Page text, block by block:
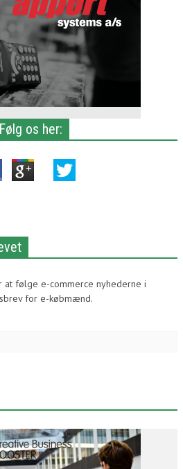
os her:
følge e-commerce nyhederne i
for e-købmænd.